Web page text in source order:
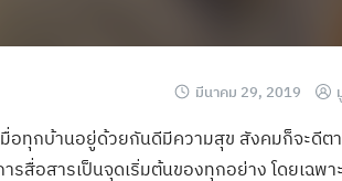
มีนาคม 29, 2019
มื่อทุกบ้านอยู่ด้วยกันดีมีความสุข สังคมก็จะดีต
ารสื่อสารเป็นจุดเริ่มต้นของทุกอย่าง โดยเฉพ